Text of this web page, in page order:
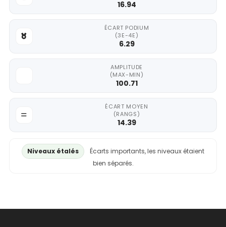
16.94
ÉCART PODIUM
(3E-4E)
6.29
AMPLITUDE
(MAX-MIN)
100.71
ÉCART MOYEN
(RANGS)
14.39
Niveaux étalés
Écarts importants, les niveaux étaient
bien séparés.